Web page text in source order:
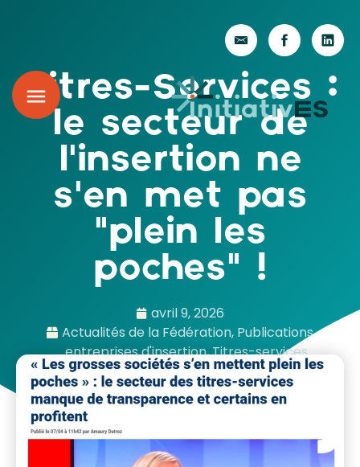
Titres-Services :
le secteur de
l’insertion ne
s’en met pas
“plein les
poches” !
avril 9, 2026
Actualités de la Fédération, Publications
entreprises d'insertion,Titres-services,
travailleurs, XLG